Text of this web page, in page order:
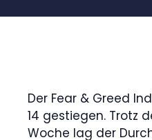
Der Fear & Greed
14 gestiegen. Trotz
Woche lag der